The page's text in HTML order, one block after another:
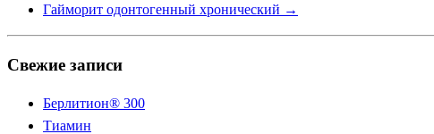
Гайморит одонтогенный хронический →
Свежие записи
Берлитион® 300
Тиамин